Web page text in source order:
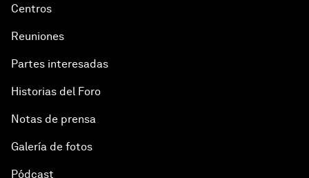
Centros
Reuniones
Partes interesadas
Historias del Foro
Notas de prensa
Galería de fotos
Pódcast